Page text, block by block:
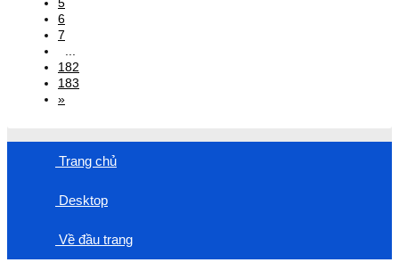
6
7
182
183
»
Trang chủ
Desktop
Về đầu trang